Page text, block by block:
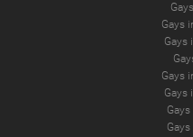
Gays
Gays
Gays
Gays